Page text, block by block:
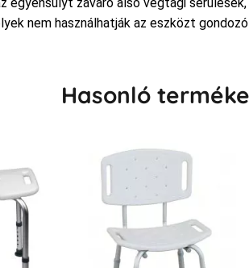
nem használhatják az eszközt
Hasonló